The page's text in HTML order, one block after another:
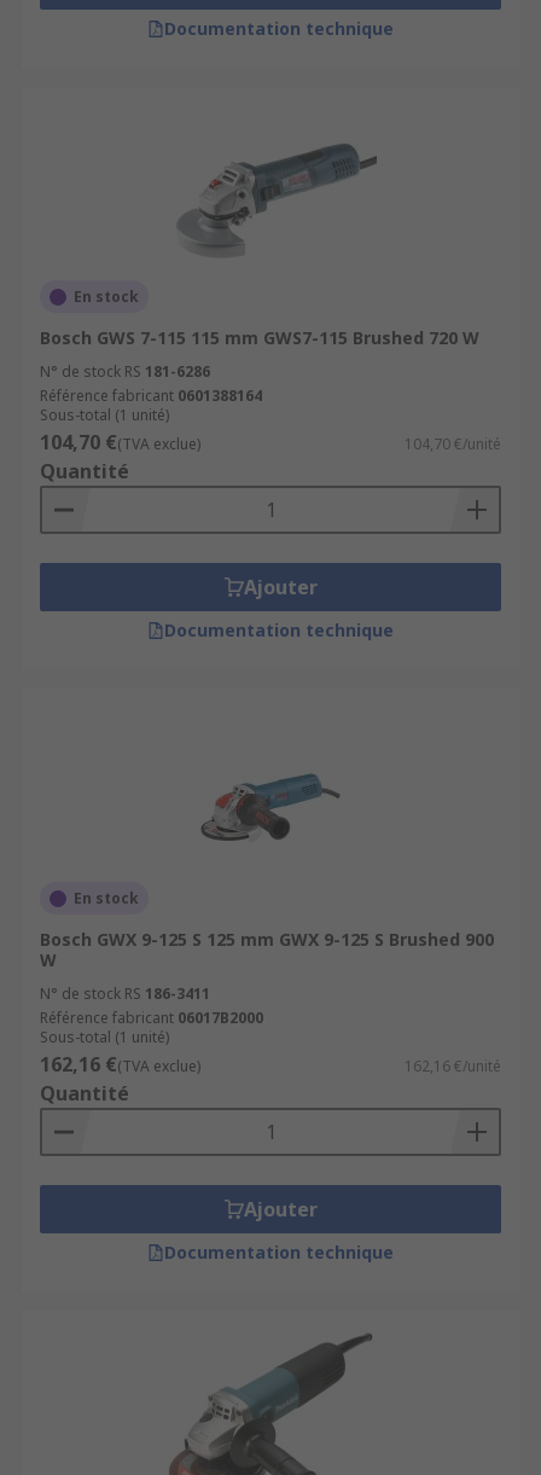
Documentation technique
En stock
Bosch GWS 7-115 115 mm GWS7-115 Brushed 720 W
N° de stock RS 181-6286
Référence fabricant 0601388164
Sous-total (1 unité)
104,70 €(TVA exclue) 104,70 €/unité
Quantité
Ajouter
Documentation technique
En stock
Bosch GWX 9-125 S 125 mm GWX 9-125 S Brushed 900
W
N° de stock RS 186-3411
Référence fabricant 06017B2000
Sous-total (1 unité)
162,16 €(TVA exclue) 162,16 €/unité
Quantité
Ajouter
Documentation technique